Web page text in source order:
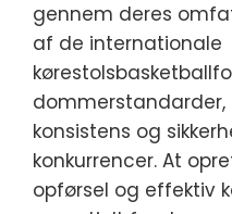
gennem deres
af de internationale
konsistens og
konkurrencer. At
opførsel og effektiv